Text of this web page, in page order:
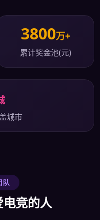
3800万+
累计奖金池(元)
城市
队
竞的人